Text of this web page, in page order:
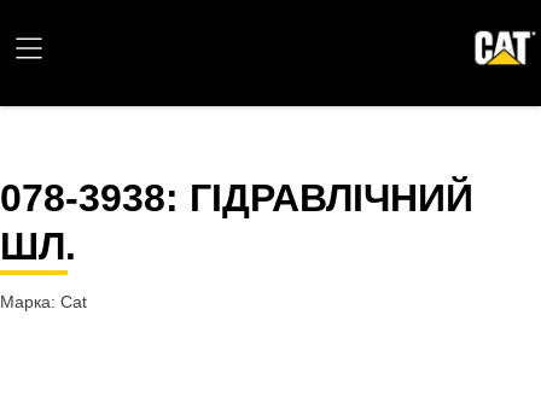
078-3938: ГІДРАВЛІЧНИЙ
ШЛ.
Марка: Cat